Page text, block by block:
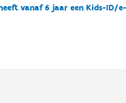
vanaf 6 jaar een Kids-ID/